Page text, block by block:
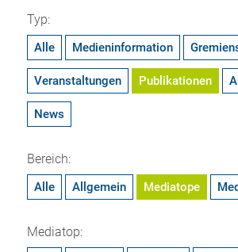
Typ:
Alle Medieninformation
Veranstaltungen Publikationen
News
Bereich:
Alle Allgemein Mediatope
Mediatop: